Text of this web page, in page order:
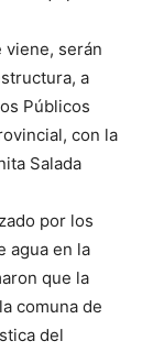
viene, serán
a
Públicos
con la
Salada
por los
agua en la
que la
comuna de
del